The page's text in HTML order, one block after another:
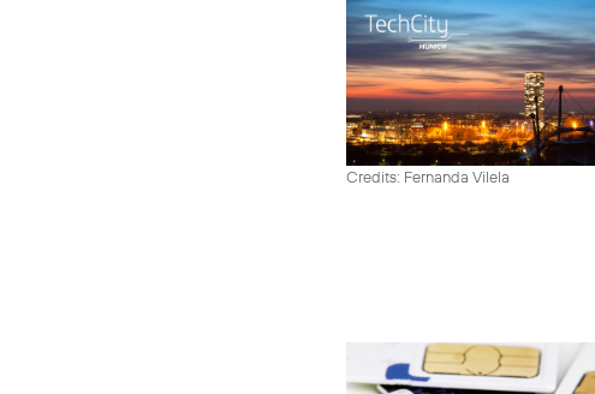
Credits: Fernanda Vilela